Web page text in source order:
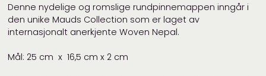
Denne nydelige og romslige rundpinnemappen inngår i
den unike Mauds Collection som er laget av
internasjonalt anerkjente Woven Nepal.
Mål: 25 cm x 16,5 cm x 2 cm